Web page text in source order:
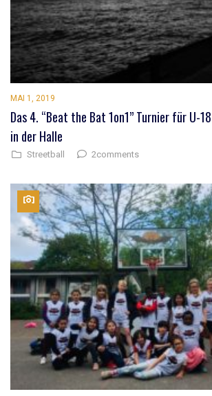
MAI 1, 2019
Das 4. “Beat the Bat 1on1” Turnier für U-
in der Halle
Streetball 2comments